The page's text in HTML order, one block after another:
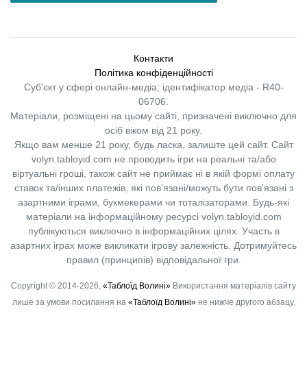
Контакти
Політика конфіденційності
Суб'єкт у сфері онлайн-медіа; ідентифікатор медіа - R40-
06706.
Матеріали, розміщені на цьому сайті, призначені виключно для
осіб віком від 21 року.
Якщо вам менше 21 року, будь ласка, залиште цей сайт. Сайт
volyn.tabloyid.com не проводить ігри на реальні та/або
віртуальні гроші, також сайт не приймає ні в якій формі оплату
ставок та/інших платежів, які пов’язані/можуть бути пов’язані з
азартними іграми, букмекерами чи тоталізаторами. Будь-які
матеріали на інформаційному ресурсі volyn.tabloyid.com
публікуються виключно в інформаційних цілях. Участь в
азартних іграх може викликати ігрову залежність. Дотримуйтесь
правил (принципів) відповідальної гри.
Copyright © 2014-2026, «Таблоїд Волині» Використання матеріалів сайту
лише за умови посилання на «Таблоїд Волині»не нижче другого абзацу.